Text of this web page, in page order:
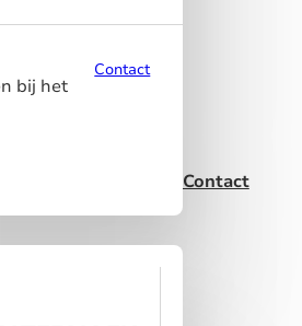
bij het
Contact
Contact